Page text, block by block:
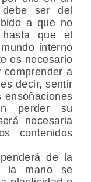
ser del
a que no
hasta que el
interno
es necesario
a
decir, sentir
perder su
necesaria
contenidos
de la
la mano se